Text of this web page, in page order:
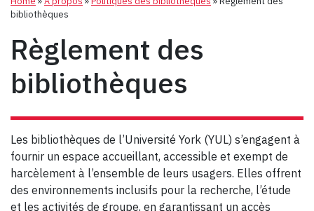
bibliothèques
Règlement des
bibliothèques
Les bibliothèques de l’Université York (YUL) s’engagent à
fournir un espace accueillant, accessible et exempt de
harcèlement à l’ensemble de leurs usagers. Elles offrent
des environnements inclusifs pour la recherche, l’étude
et les activités de groupe, en garantissant un accès